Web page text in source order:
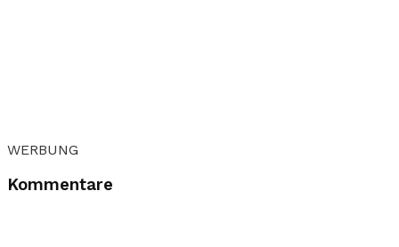
WERBUNG
Kommentare